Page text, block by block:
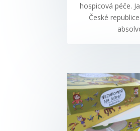
hospicová péče.
České